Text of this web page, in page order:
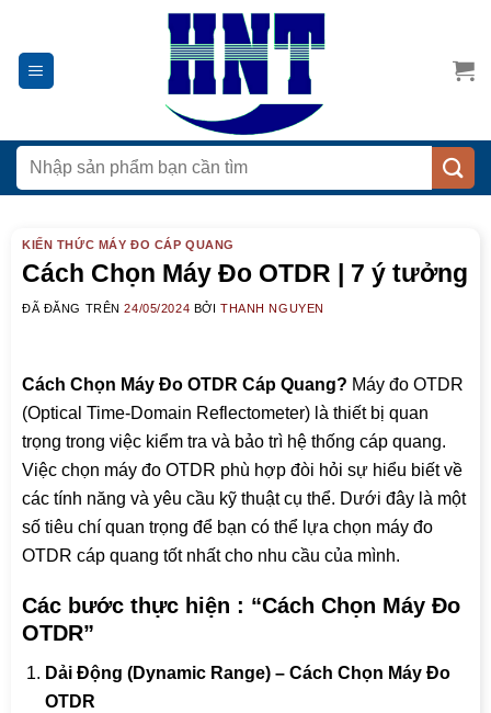
Tìm
kiếm:
KIẾN THỨC MÁY ĐO CÁP QUANG
Cách Chọn Máy Đo OTDR | 7 ý tưởng
ĐÃ ĐĂNG TRÊN24/05/2024 BỞITHANH NGUYEN
Cách Chọn Máy Đo OTDR Cáp Quang? Máy đo OTDR
(Optical Time-Domain Reflectometer) là thiết bị quan
trọng trong việc kiểm tra và bảo trì hệ thống cáp quang.
Việc chọn máy đo OTDR phù hợp đòi hỏi sự hiểu biết về
các tính năng và yêu cầu kỹ thuật cụ thể. Dưới đây là một
số tiêu chí quan trọng để bạn có thể lựa chọn máy đo
OTDR cáp quang tốt nhất cho nhu cầu của mình.
Các bước thực hiện : “Cách Chọn Máy Đo
OTDR”
Dải Động (Dynamic Range) – Cách Chọn Máy Đo
OTDR